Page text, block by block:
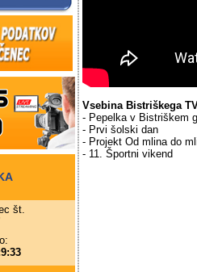
št.
Vsebina Bistriškega
- Pepelka v Bistriškem
- Prvi šolski dan
- Projekt Od mlina do
- 11. Športni vikend